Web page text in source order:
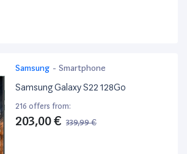
Samsung - Smartphone
Samsung Galaxy S22 128Go
216 offers from:
203,00 € 339,99 €